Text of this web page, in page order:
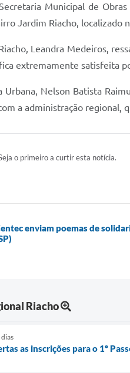
Municipal de
Jardim Riacho, localizado
Leandra Medeiros,
extremamente satisfeita
Nelson Batista
a administração regional,
o primeiro a curtir esta notícia.
enviam poemas de
Riacho
dias
as inscrições para o 1º